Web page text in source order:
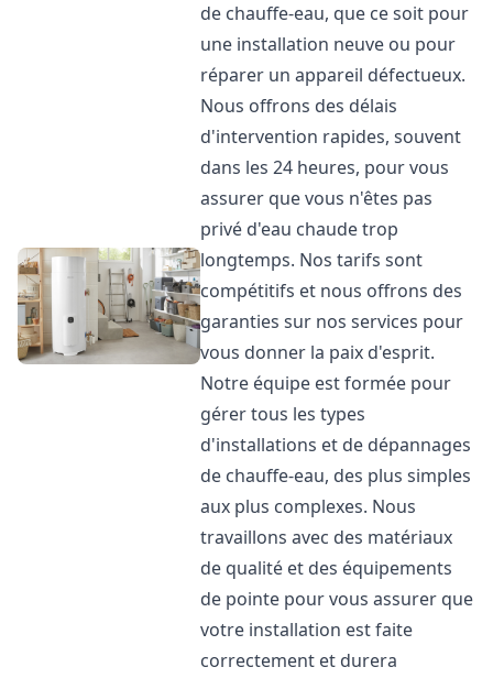
de chauffe-eau, que ce soit pour
une installation neuve ou pour
réparer un appareil défectueux.
Nous offrons des délais
d'intervention rapides, souvent
dans les 24 heures, pour vous
assurer que vous n'êtes pas
privé d'eau chaude trop
longtemps. Nos tarifs sont
compétitifs et nous offrons des
garanties sur nos services pour
vous donner la paix d'esprit.
Notre équipe est formée pour
gérer tous les types
d'installations et de dépannages
de chauffe-eau, des plus simples
aux plus complexes. Nous
travaillons avec des matériaux
de qualité et des équipements
de pointe pour vous assurer que
votre installation est faite
correctement et durera